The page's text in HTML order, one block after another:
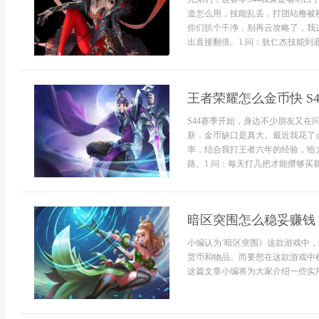
道怎么用，技能乱丢，打团站撸
你们扒个干净，别再云攻略了，
出直接翻倍。1.问：狄仁杰技能到
王者荣耀怎么金币快
S44赛季开始，身边不少朋友又在
新，金币缺口是真大。最近我花
率，结合我打王者六年的经验，
路。1.问：每天打几把才能攒够买
暗区突围怎么稳妥赚
小编认为‘暗区突围》这款游戏中
货币和物品。而要想在这款游戏
这篇文章小编将为大家介绍一些实